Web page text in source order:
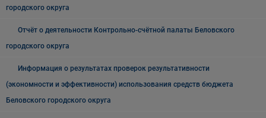
городского округа
Отчёт о деятельности Контрольно-счётной палаты Беловского
городского округа
Информация о результатах проверок результативности
(экономности и эффективности) использования средств бюджета
Беловского городского округа